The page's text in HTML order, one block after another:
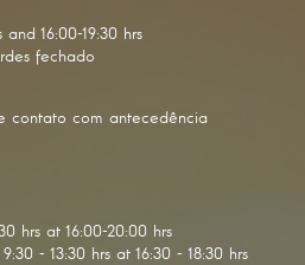
and 16:00-19:30 hrs
fechado
contato com antecedência
hrs at 16:00-20:00 hrs
- 13:30 hrs at 16:30 - 18:30 hrs